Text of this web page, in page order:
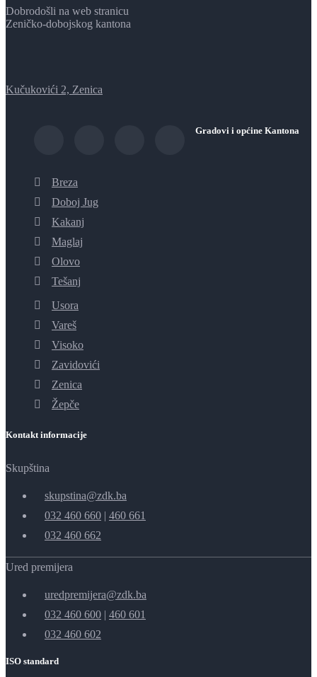
Dobrodošli na web stranicu
Zeničko-dobojskog kantona
Kučukovići 2, Zenica
Gradovi i općine Kantona
Breza
Doboj Jug
Kakanj
Maglaj
Olovo
Tešanj
Usora
Vareš
Visoko
Zavidovići
Zenica
Žepče
Kontakt informacije
Skupština
skupstina@zdk.ba
032 460 660 | 460 661
032 460 662
Ured premijera
uredpremijera@zdk.ba
032 460 600 | 460 601
032 460 602
ISO standard